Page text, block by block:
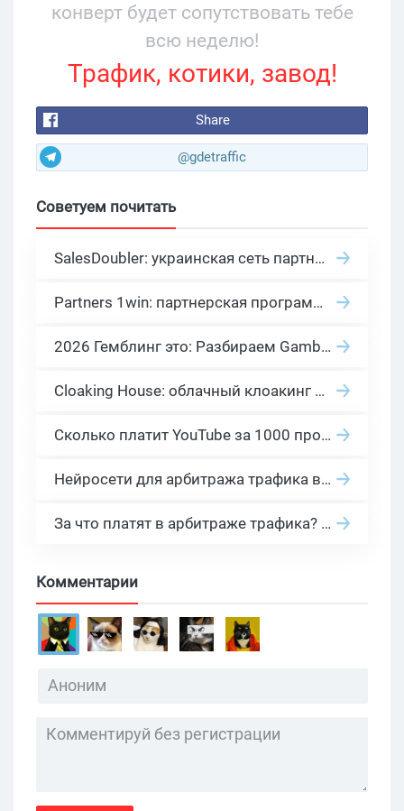
конверт будет сопутствовать тебе
всю неделю!
Трафик, котики, завод!
Share
@gdetraffic
Советуем почитать
SalesDoubler: украинская сеть партнерских программ с оплатой за действие
Partners 1win: партнерская программа казино в нише гемблинг арбитраж
2026 Гемблинг это: Разбираем Gambling вертикаль, и все что связано с гемблинг и беттинг офферами
Cloaking House: облачный клоакинг для фильтрации ботов FB и Google Ads — гайд PHP-интеграции 2026
Сколько платит YouTube за 1000 просмотров в 2026: реальные цифры от 0.5 до 36 USD по ГЕО
Нейросети для арбитража трафика в 2026: инструменты, кейсы и AI-медиабайеры
За что платят в арбитраже трафика? 30 моделей оплаты в бурж и СНГ партнерках
Комментарии